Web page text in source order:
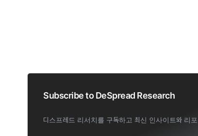
Subscribe to DeSpread Research
디스프레드 리서치를 구독하고 최신 인사이트와 리